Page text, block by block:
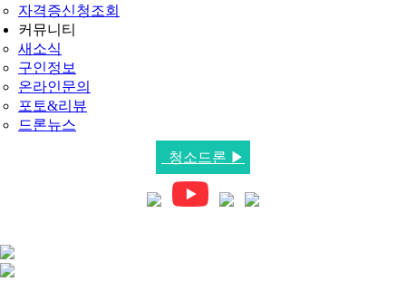
자격증신청조회
커뮤니티
새소식
구인정보
온라인문의
포토&리뷰
드론뉴스
청소드론 ▶